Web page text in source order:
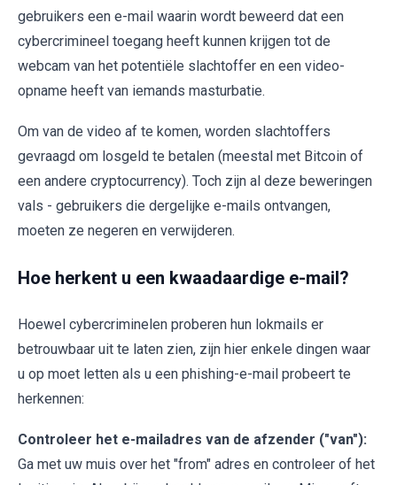
gebruikers een e-mail waarin wordt beweerd dat een
cybercrimineel toegang heeft kunnen krijgen tot de
webcam van het potentiële slachtoffer en een video-
opname heeft van iemands masturbatie.
Om van de video af te komen, worden slachtoffers
gevraagd om losgeld te betalen (meestal met Bitcoin of
een andere cryptocurrency). Toch zijn al deze beweringen
vals - gebruikers die dergelijke e-mails ontvangen,
moeten ze negeren en verwijderen.
Hoe herkent u een kwaadaardige e-mail?
Hoewel cybercriminelen proberen hun lokmails er
betrouwbaar uit te laten zien, zijn hier enkele dingen waar
u op moet letten als u een phishing-e-mail probeert te
herkennen:
Controleer het e-mailadres van de afzender ("van"):
Ga met uw muis over het "from" adres en controleer of het